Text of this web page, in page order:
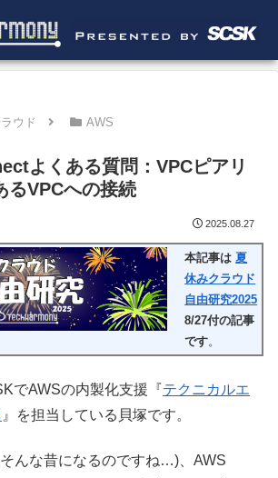
ウド AWS
よくある質問：VPCピアリ
るVPCへの接続
2025.08.27
本記事は夏
休みクラウド
自由研究2025
8/27付の記事
です。
でAWSの内製化支援『テクニカルエ
』を担当している貝塚です。
んな昔になるのですね…)、AWS